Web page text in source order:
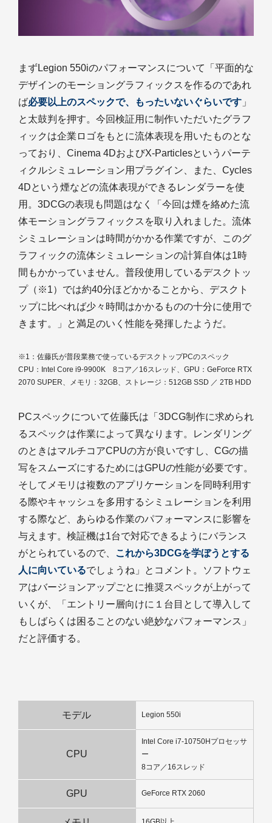
まずLegion 550iのパフォーマンスについて「平面的な
デザインのモーショングラフィックスを作るのであれ
ば必要以上のスペックで、もったいないぐらいです 」
と太鼓判を押す。今回検証用に制作いただいたグラフ
ィックは企業ロゴをもとに流体表現を用いたものとな
っており、Cinema 4DおよびX-Particlesというパーテ
ィクルシミュレーション用プラグイン、また、Cycles
4Dという煙などの流体表現ができるレンダラーを使
用。3DCGの表現も問題はなく「今回は煙を絡めた流
体モーショングラフィックスを取り入れました。流体
シミュレーションは時間がかかる作業ですが、このグ
ラフィックの流体シミュレーションの計算自体は1時
間もかかっていません。普段使用しているデスクトッ
プ（※1）では約40分ほどかかることから、デスクト
ップに比べれば少々時間はかかるものの十分に使用で
きます。」と満足のいく性能を発揮したようだ。
※1：佐藤氏が普段業務で使っているデスクトップPCのスペック
CPU：Intel Core i9-9900K 8コア／16スレッド、GPU：GeForce RTX
2070 SUPER、メモリ：32GB、ストレージ：512GB SSD ／ 2TB HDD
PCスペックについて佐藤氏は「3DCG制作に求められ
るスペックは作業によって異なります。レンダリング
のときはマルチコアCPUの方が良いですし、CGの描
写をスムーズにするためにはGPUの性能が必要です。
そしてメモリは複数のアプリケーションを同時利用す
る際やキャッシュを多用するシミュレーションを利用
する際など、あらゆる作業のパフォーマンスに影響を
与えます。検証機は1台で対応できるようにバランス
がとられているので、
これから3DCGを学ぼうとする
人に向いているでしょうね」とコメント。ソフトウェ
アはバージョンアップごとに推奨スペックが上がって
いくが、「エントリー層向けに１台目として導入して
もしばらくは困ることのない絶妙なパフォーマンス」
だと評価する。
モデル Legion 550i
CPU
Intel Core i7-10750Hプロセッサ
ー
8コア／16スレッド
GPU GeForce RTX 2060